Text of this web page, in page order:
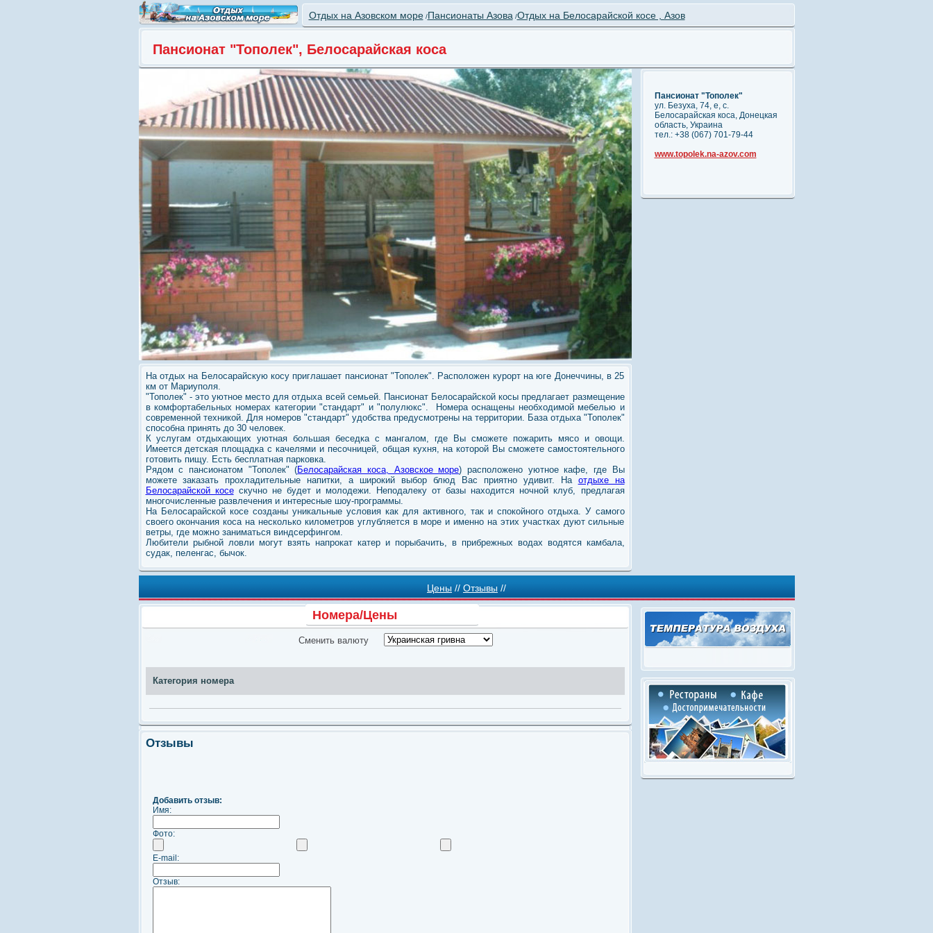
Отдых на Азовском море/Пансионаты Азова /Отдых на Белосарайской косе , Азов
Пансионат "Тополек", Белосарайская коса
Пансионат "Тополек"
ул. Безуха, 74, е, с.
Белосарайская коса, Донецкая
область, Украина
тел.: +38 (067) 701-79-44
www.topolek.na-azov.com
На отдых на Белосарайскую косу приглашает пансионат "Тополек". Расположен курорт на юге Донеччины, в 25
км от Мариуполя.
"Тополек" - это уютное место для отдыха всей семьей. Пансионат Белосарайской косы предлагает размещение
в комфортабельных номерах категории "стандарт" и "полулюкс". Номера оснащены необходимой мебелью и
современной техникой. Для номеров "стандарт" удобства предусмотрены на территории. База отдыха "Тополек"
способна принять до 30 человек.
К услугам отдыхающих уютная большая беседка с мангалом, где Вы сможете пожарить мясо и овощи.
Имеется детская площадка с качелями и песочницей, общая кухня, на которой Вы сможете самостоятельного
готовить пищу. Есть бесплатная парковка.
Рядом с пансионатом "Тополек" (Белосарайская коса, Азовское море) расположено уютное кафе, где Вы
можете заказать прохладительные напитки, а широкий выбор блюд Вас приятно удивит. На отдыхе на
Белосарайской косескучно не будет и молодежи. Неподалеку от базы находится ночной клуб, предлагая
многочисленные развлечения и интересные шоу-программы.
На Белосарайской косе созданы уникальные условия как для активного, так и спокойного отдыха. У самого
своего окончания коса на несколько километров углубляется в море и именно на этих участках дуют сильные
ветры, где можно заниматься виндсерфингом.
Любители рыбной ловли могут взять напрокат катер и порыбачить, в прибрежных водах водятся камбала,
судак, пеленгас, бычок.
Цены // Отзывы //
Номера/Цены
Сменить валюту
Категория номера
Отзывы
Добавить отзыв:
Имя:
Фото:
E-mail:
Отзыв: